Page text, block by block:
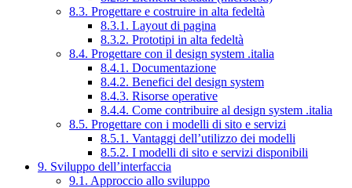
8.3. Progettare e costruire in alta fedeltà
8.3.1. Layout di pagina
8.3.2. Prototipi in alta fedeltà
8.4. Progettare con il design system .italia
8.4.1. Documentazione
8.4.2. Benefici del design system
8.4.3. Risorse operative
8.4.4. Come contribuire al design system .italia
8.5. Progettare con i modelli di sito e servizi
8.5.1. Vantaggi dell’utilizzo dei modelli
8.5.2. I modelli di sito e servizi disponibili
9. Sviluppo dell’interfaccia
9.1. Approccio allo sviluppo